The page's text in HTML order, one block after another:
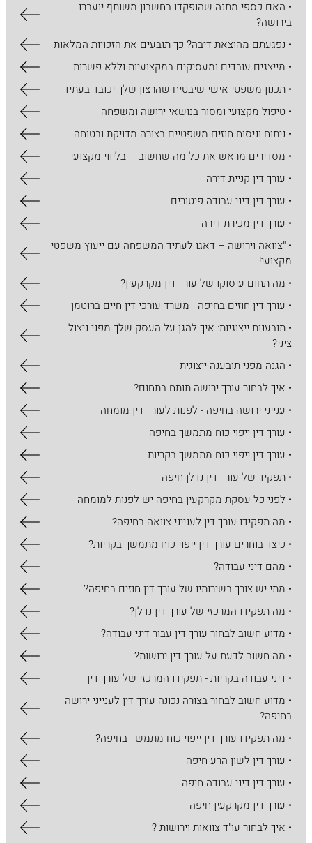
• האם כספי מתנה שהופקדו בחשבון משותף יועברו
בירושה?
• נפגעתם מהוצאת דיבה? כך תובעים את הזכויות המלאות
• מייצגים עובדים ומעסיקים במקצועיות וללא פשרות
• תכנון משפטי אישי שיבטיח שהרצון שלך יכובד בעתיד
• טיפול מקצועי ומסור בנושאי ירושה ומשפחה
• ניתוח וניסוח חוזים משפטיים בצורה מדויקת ובטוחה
• מסדירים מראש את כל מה שחשוב – בליווי מקצועי
• עורך דין קניית דירה
• עורך דין דיני עבודה פיטורים
• עורך דין מכירת דירה
• "צוואה וירושה – דאגו לעתיד המשפחה עם ייעוץ משפטי
מקצועי!
• מה תחום עיסוקו של עורך דין מקרקעין?
• עורך דין חוזים בחיפה - משרד עורכי דין חיים ברוטמן
• תובענות ייצוגיות: איך להגן על העסק שלך מפני ניצול
ציני?
• הגנה מפני תובענה ייצוגית
• איך לבחור עורך ירושה תותח בתחום?
• ענייני ירושה בחיפה - לפנות לעורך דין מומחה
• עורך דין ייפוי כוח מתמשך בחיפה
• עורך דין ייפוי כוח מתמשך בקריות
• תפקיד של עורך דין נדלן חיפה
• לפני כל עסקת מקרקעין בחיפה יש לפנות למומחה
• מה תפקידו עורך דין לענייני צוואה בחיפה?
• כיצד בוחרים עורך דין ייפוי כוח מתמשך בקריות?
• מהם דיני עבודה?
• מתי יש צורך בשירותיו של עורך דין חוזים בחיפה?
• מה תפקידו המרכזי של עורך דין נדלן?
• מדוע חשוב לבחור עורך דין עבור דיני עבודה?
• מה חשוב לדעת על עורך דין ירושות?
• דיני עבודה בקריות - תפקידו המרכזי של עורך דין
• מדוע חשוב לבחור בצורה נכונה עורך דין לענייני ירושה
בחיפה?
• מה תפקידו עורך דין ייפוי כוח מתמשך בחיפה?
• עורך דין לשון הרע חיפה
• עורך דין דיני עבודה חיפה
• עורך דין מקרקעין חיפה
• איך לבחור עו"ד צוואות וירושות ?